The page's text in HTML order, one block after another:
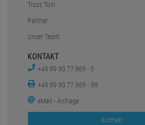
Truss Tool
Partner
Unser Team
KONTAKT
+49 89 90 77 869 - 0
+49 89 90 77 869 - 99
eMail - Anfrage
Kontakt